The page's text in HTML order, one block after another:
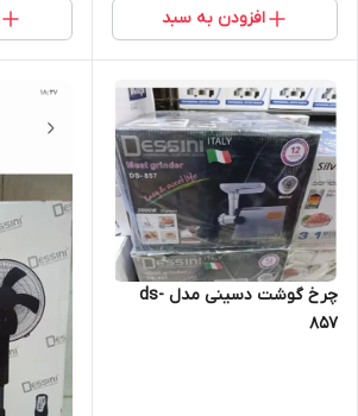
افزودن به سبد
چرخ گوشت دسینی مدل ds-
857